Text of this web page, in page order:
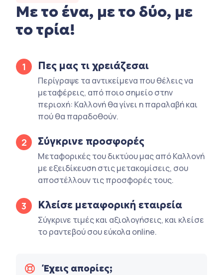
Με το ένα, με το δύο, με
το τρία!
1 Πες μας τι χρειάζεσαι
Περίγραψε τα αντικείμενα που θέλεις να
μεταφέρεις, από ποιο σημείο στην
περιοχή: Καλλονή θα γίνει η παραλαβή και
πού θα παραδοθούν.
2 Σύγκρινε προσφορές
Μεταφορικές του δικτύου μας από Καλλονή
με εξειδίκευση στις μετακομίσεις, σου
αποστέλλουν τις προσφορές τους.
3 Κλείσε μεταφορική εταιρεία
Σύγκρινε τιμές και αξιολογήσεις, και κλείσε
το ραντεβού σου εύκολα online.
Έχεις απορίες;